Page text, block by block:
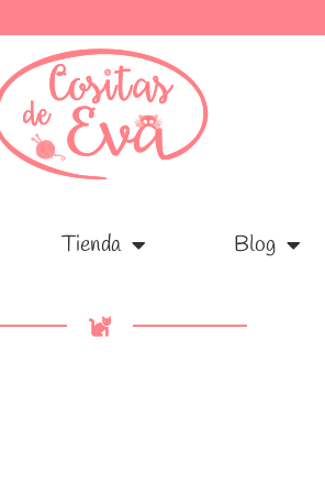
Tienda Blog
Tienda Blog